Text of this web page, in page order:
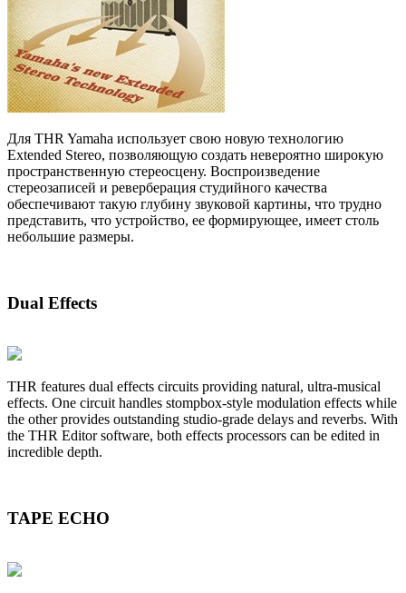
Для THR Yamaha использует свою новую технологию
Extended Stereo, позволяющую создать невероятно широкую
пространственную стереосцену. Воспроизведение
стереозаписей и реверберация студийного качества
обеспечивают такую глубину звуковой картины, что трудно
представить, что устройство, ее формирующее, имеет столь
небольшие размеры.
Dual Effects
THR features dual effects circuits providing natural, ultra-musical
effects. One circuit handles stompbox-style modulation effects while
the other provides outstanding studio-grade delays and reverbs. With
the THR Editor software, both effects processors can be edited in
incredible depth.
TAPE ECHO